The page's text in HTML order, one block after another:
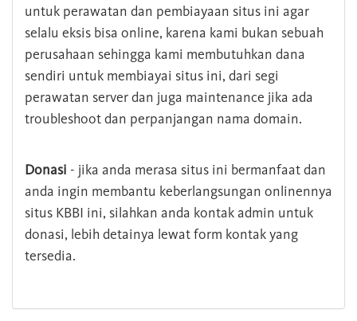
untuk perawatan dan pembiayaan situs ini agar
selalu eksis bisa online, karena kami bukan sebuah
perusahaan sehingga kami membutuhkan dana
sendiri untuk membiayai situs ini, dari segi
perawatan server dan juga maintenance jika ada
troubleshoot dan perpanjangan nama domain.
Donasi - jika anda merasa situs ini bermanfaat dan
anda ingin membantu keberlangsungan onlinennya
situs KBBI ini, silahkan anda kontak admin untuk
donasi, lebih detainya lewat form kontak yang
tersedia.